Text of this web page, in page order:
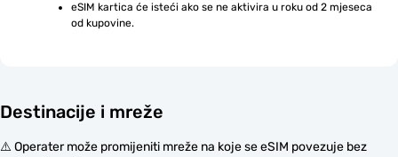
eSIM kartica će isteći ako se ne aktivira u roku od 2 mjeseca
od kupovine.
Destinacije i mreže
⚠️ Operater može promijeniti mreže na koje se eSIM povezuje bez